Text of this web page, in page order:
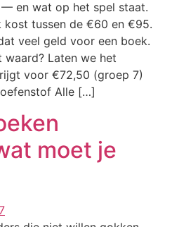
en wat op het spel staat.
kost tussen de €60 en €95.
veel geld voor een boek.
Laten we het
voor €72,50 (groep 7)
oefenstof Alle […]
moet je